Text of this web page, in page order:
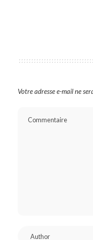
Votre adresse e-mail ne